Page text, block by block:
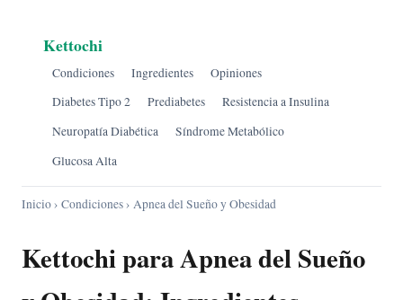
Kettochi
Condiciones Ingredientes
Opiniones
Diabetes Tipo 2
Prediabetes
Resistencia a Insulina
Neuropatía Diabética
Síndrome Metabólico
Glucosa Alta
Inicio› Condiciones› Apnea del Sueño y Obesidad
Kettochi para Apnea del Sueño